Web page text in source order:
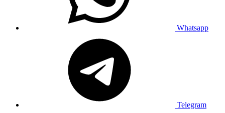
Whatsapp
Telegram